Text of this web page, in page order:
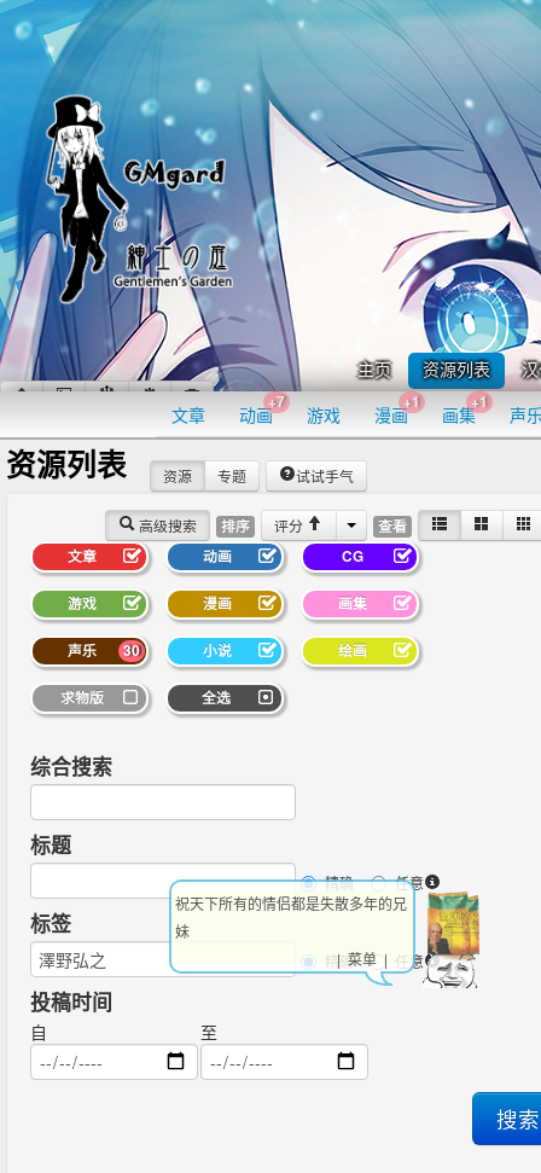
主页 资源列表
文章 动画
+7
游戏 漫画
+1
画集
+1
声
资源列表
高级搜索 排序 评分 查看
资源 专题 试试手气
文章 动画 CG
游戏 漫画 画集
30
声乐 小说 绘画
求物版 全选
综合搜索
标题
精确 任意
标签
精确 任意
投稿时间
自 至
祝天下所有的情侣都是失散多年的兄
妹
| 菜单 |